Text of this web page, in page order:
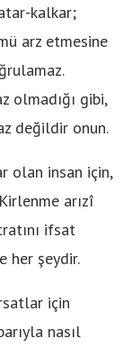
kalkar;
arz etmesine
olmadığı gibi,
değildir onun.
olan insan için,
arızî
ifsat
her şeydir.
için
nasıl